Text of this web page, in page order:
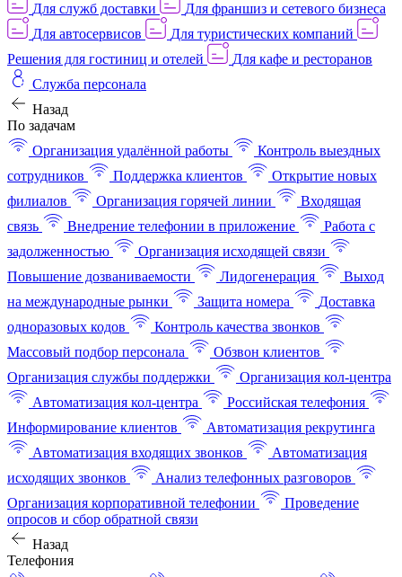
Для служб доставки
Для франшиз и сетевого бизнеса
Для автосервисов
Для туристических компаний
Решения для гостиниц и отелей
Для кафе и ресторанов
Служба персонала
Назад
По задачам
Организация удалённой работы
Контроль выездных
сотрудников
Поддержка клиентов
Открытие новых
филиалов
Организация горячей линии
Входящая
связь
Внедрение телефонии в приложение
Работа с
задолженностью
Организация исходящей связи
Повышение дозваниваемости
Лидогенерация
Выход
на международные рынки
Защита номера
Доставка
одноразовых кодов
Контроль качества звонков
Массовый подбор персонала
Обзвон клиентов
Организация службы поддержки
Организация кол-центра
Автоматизация кол-центра
Российская телефония
Информирование клиентов
Автоматизация рекрутинга
Автоматизация входящих звонков
Автоматизация
исходящих звонков
Анализ телефонных разговоров
Организация корпоративной телефонии
Проведение
опросов и сбор обратной связи
Назад
Телефония